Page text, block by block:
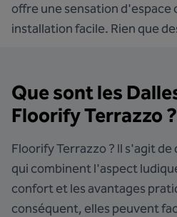
offre une sensation d'espace
installation facile. Rien que
Que sont les
Floorify Terrazzo ?
Floorify Terrazzo ? Il s'agit de
qui combinent l'aspect
confort et les avantages
conséquent, elles peuvent